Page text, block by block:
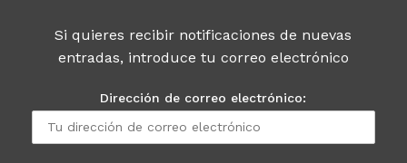
Si quieres recibir notificaciones de nuevas
entradas, introduce tu correo electrónico
Dirección de correo electrónico: